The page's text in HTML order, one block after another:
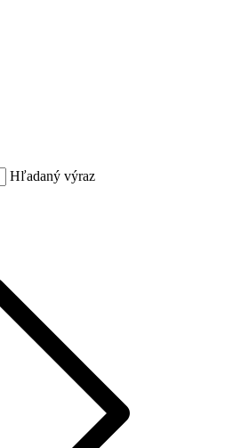
Hľadaný výraz